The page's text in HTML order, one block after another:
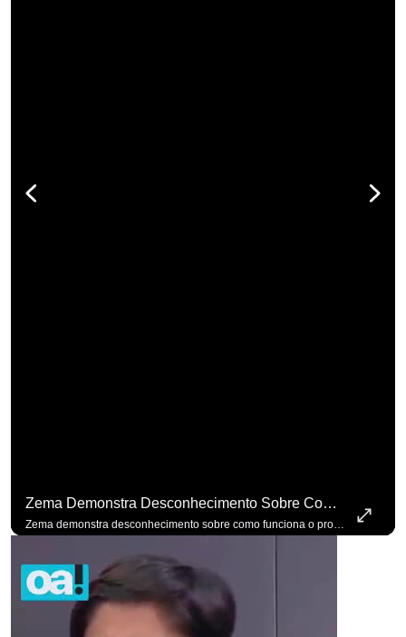
Zema Demonstra Desconhecimento Sobre Como Funciona O Processo De Mudança Das Leis. #OAntagonista
para não perder nenhuma